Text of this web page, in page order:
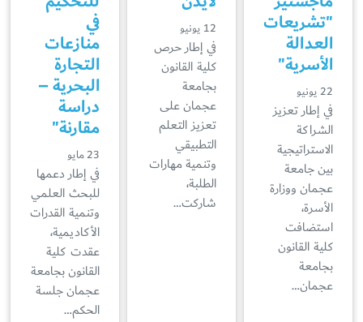
"تشريعات
العدالة
الأسرية"
22 يونيو
في إطار تعزيز
الشراكة
الاستراتيجية
بين جامعة
عجمان ووزارة
الأسرة،
استضافت
كلية القانون
بجامعة
عجمان…
12 يونيو
في إطار حرص
كلية القانون
بجامعة
عجمان على
تعزيز التعلم
التطبيقي
وتنمية مهارات
الطلبة،
شاركت…
في
منازعات
التجارة
البحرية –
دراسة
مقارنة"
23 مايو
في إطار دعمها
للبحث العلمي
وتنمية القدرات
الأكاديمية،
عقدت كلية
القانون بجامعة
عجمان جلسة
الحكم…